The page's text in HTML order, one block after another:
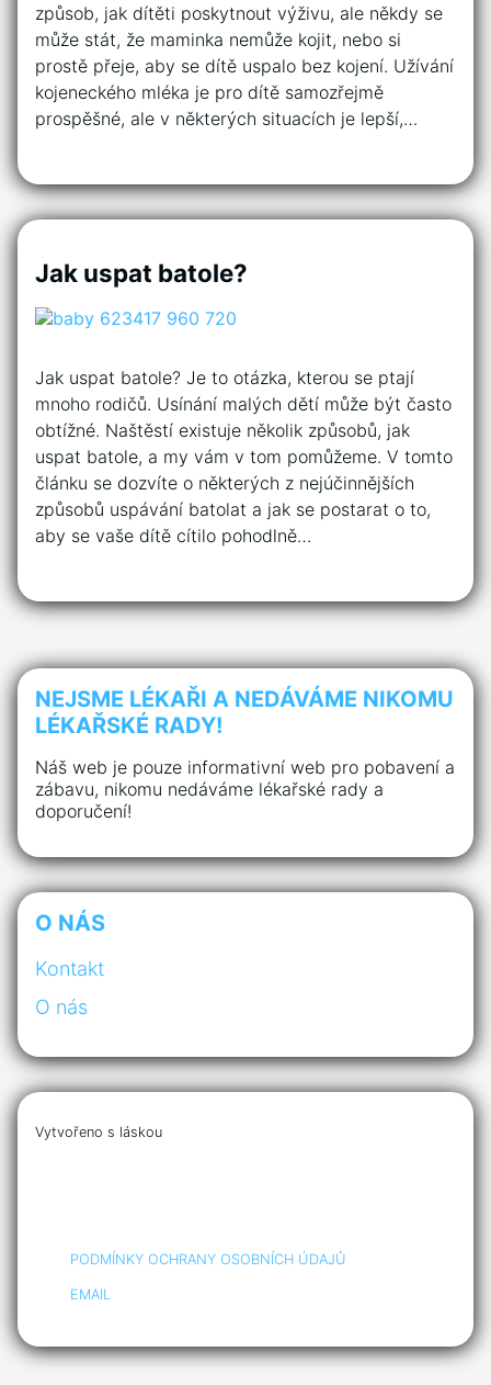
způsob, jak dítěti poskytnout výživu, ale někdy se
může stát, že maminka nemůže kojit, nebo si
prostě přeje, aby se dítě uspalo bez kojení. Užívání
kojeneckého mléka je pro dítě samozřejmě
prospěšné, ale v některých situacích je lepší,…
Jak uspat batole?
Jak uspat batole? Je to otázka, kterou se ptají
mnoho rodičů. Usínání malých dětí může být často
obtížné. Naštěstí existuje několik způsobů, jak
uspat batole, a my vám v tom pomůžeme. V tomto
článku se dozvíte o některých z nejúčinnějších
způsobů uspávání batolat a jak se postarat o to,
aby se vaše dítě cítilo pohodlně…
NEJSME LÉKAŘI A NEDÁVÁME NIKOMU
LÉKAŘSKÉ RADY!
Náš web je pouze informativní web pro pobavení a
zábavu, nikomu nedáváme lékařské rady a
doporučení!
O NÁS
Kontakt
O nás
Vytvořeno s láskou
PODMÍNKY OCHRANY OSOBNÍCH ÚDAJŮ
EMAIL